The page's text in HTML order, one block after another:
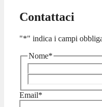
Contattaci
"*" indica i campi
Nome*
Email*